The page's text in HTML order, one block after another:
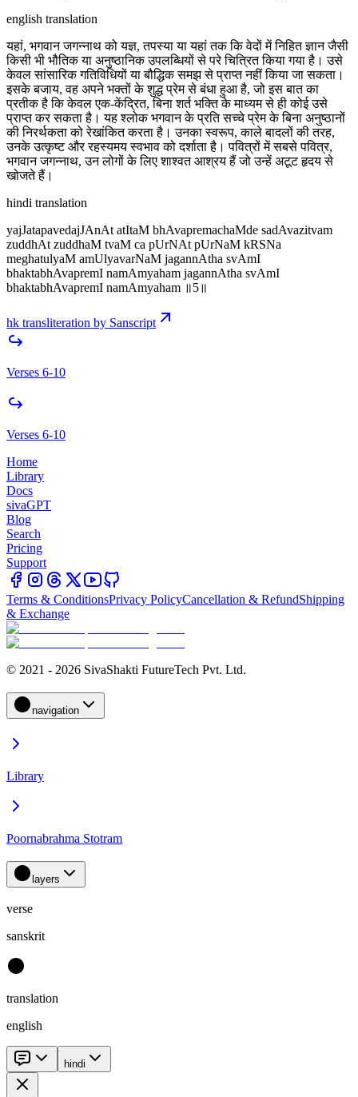
english translation
यहां, भगवान जगन्नाथ को यज्ञ, तपस्या या यहां तक कि वेदों में निहित ज्ञान जैसी
किसी भी भौतिक या अनुष्ठानिक उपलब्धियों से परे चित्रित किया गया है। उसे
केवल सांसारिक गतिविधियों या बौद्धिक समझ से प्राप्त नहीं किया जा सकता।
इसके बजाय, वह अपने भक्तों के शुद्ध प्रेम से बंधा हुआ है, जो इस बात का
प्रतीक है कि केवल एक-केंद्रित, बिना शर्त भक्ति के माध्यम से ही कोई उसे
प्राप्त कर सकता है। यह श्लोक भगवान के प्रति सच्चे प्रेम के बिना अनुष्ठानों
की निरर्थकता को रेखांकित करता है। उनका स्वरूप, काले बादलों की तरह,
उनके उत्कृष्ट और रहस्यमय स्वभाव को दर्शाता है। पवित्रों में सबसे पवित्र,
भगवान जगन्नाथ, उन लोगों के लिए शाश्वत आश्रय हैं जो उन्हें अटूट हृदय से
खोजते हैं।
hindi translation
yajJatapavedajJAnAt atItaM bhAvapremachaMde sadAvazitvam
zuddhAt zuddhaM tvaM ca pUrNAt pUrNaM kRSNa
meghatulyaM amUlyavarNaM jagannAtha svAmI
bhaktabhAvapremI namAmyaham jagannAtha svAmI
bhaktabhAvapremI namAmyaham ॥5॥
hk transliteration by Sanscript
Verses 6-10
Verses 6-10
Home
Library
Docs
sivaGPT
Blog
Search
Pricing
Support
Terms & ConditionsPrivacy PolicyCancellation & RefundShipping
& Exchange
© 2021 - 2026 SivaShakti FutureTech Pvt. Ltd.
navigation
Library
Poornabrahma Stotram
layers
verse
sanskrit
translation
english
hindi